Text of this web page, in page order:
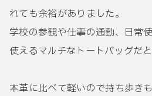
れても余裕がありました。
学校の参観や仕事の通勤、日常
使えるマルチなトートバッグだと
本革に比べて軽いので持ち歩き